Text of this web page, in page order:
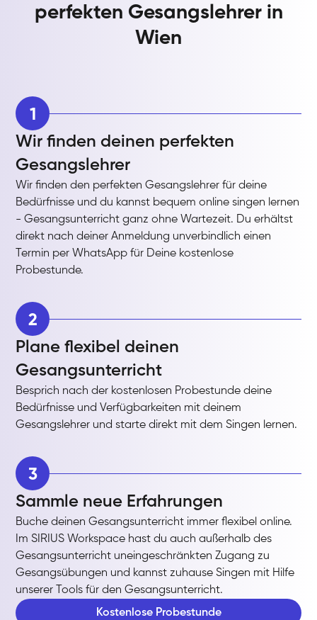
perfekten Gesangslehrer in
Wien
1
Wir finden deinen perfekten
Gesangslehrer
Wir finden den perfekten Gesangslehrer für deine
Bedürfnisse und du kannst bequem online singen lernen
- Gesangsunterricht ganz ohne Wartezeit. Du erhältst
direkt nach deiner Anmeldung unverbindlich einen
Termin per WhatsApp für Deine kostenlose
Probestunde.
2
Plane flexibel deinen
Gesangsunterricht
Besprich nach der kostenlosen Probestunde deine
Bedürfnisse und Verfügbarkeiten mit deinem
Gesangslehrer und starte direkt mit dem Singen lernen.
3
Sammle neue Erfahrungen
Buche deinen Gesangsunterricht immer flexibel online.
Im SIRIUS Workspace hast du auch außerhalb des
Gesangsunterricht uneingeschränkten Zugang zu
Gesangsübungen und kannst zuhause Singen mit Hilfe
unserer Tools für den Gesangsunterricht.
Kostenlose Probestunde